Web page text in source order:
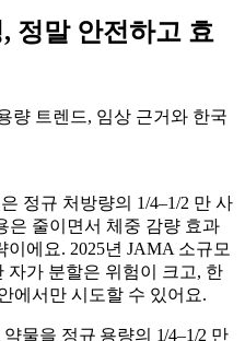
정말 안전하고 효
량 트렌드, 임상 근거와 한국
정규 처방량의 1/4–1/2 만 사
은 줄이면서 체중 감량 효과
에요. 2025년 JAMA 소규모
자가 분할은 위험이 크고, 한
에서만 시도할 수 있어요.
물을 정규 용량의 1/4–1/2 만